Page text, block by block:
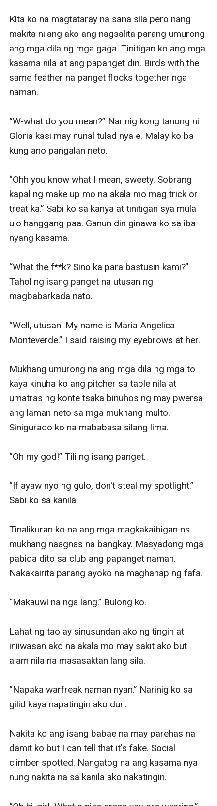
Kita ko na magtataray na sana sila pero nang
makita nilang ako ang nagsalita parang umurong
ang mga dila ng mga gaga. Tinitigan ko ang mga
kasama nila at ang papanget din. Birds with the
same feather na panget flocks together nga
naman.
“W-what do you mean?” Narinig kong tanong ni
Gloria kasi may nunal tulad nya e. Malay ko ba
kung ano pangalan neto.
“Ohh you know what I mean, sweety. Sobrang
kapal ng make up mo na akala mo mag trick or
treat ka.” Sabi ko sa kanya at tinitigan sya mula
ulo hanggang paa. Ganun din ginawa ko sa iba
nyang kasama.
“What the f**k? Sino ka para bastusin kami?”
Tahol ng isang panget na utusan ng
magbabarkada nato.
“Well, utusan. My name is Maria Angelica
Monteverde.” I said raising my eyebrows at her.
Mukhang umurong na ang mga dila ng mga to
kaya kinuha ko ang pitcher sa table nila at
umatras ng konte tsaka binuhos ng may pwersa
ang laman neto sa mga mukhang multo.
Sinigurado ko na mababasa silang lima.
“Oh my god!” Tili ng isang panget.
“If ayaw nyo ng gulo, don't steal my spotlight.”
Sabi ko sa kanila.
Tinalikuran ko na ang mga magkakaibigan ns
mukhang naagnas na bangkay. Masyadong mga
pabida dito sa club ang papanget naman.
Nakakairita parang ayoko na maghanap ng fafa.
“Makauwi na nga lang.” Bulong ko.
Lahat ng tao ay sinusundan ako ng tingin at
iniiwasan ako na akala mo may sakit ako but
alam nila na masasaktan lang sila.
“Napaka warfreak naman nyan.” Narinig ko sa
gilid kaya napatingin ako dun.
Nakita ko ang isang babae na may parehas na
damit ko but I can tell that it's fake. Social
climber spotted. Nangatog na ang kasama nya
nung nakita na sa kanila ako nakatingin.